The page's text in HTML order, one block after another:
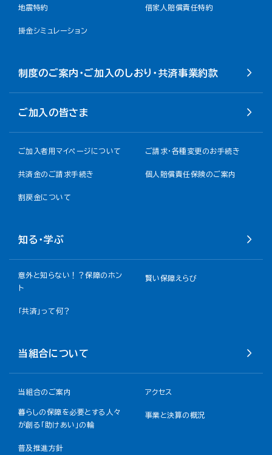
地震特約 借家人賠償責任特約
掛金シミュレーション
制度のご案内・ご加入のしおり・共済事業約款
ご加入の皆さま
ご加入者用マイページについて ご請求・各種変更のお手続き
共済金のご請求手続き 個人賠償責任保険のご案内
割戻金について​
知る・学ぶ
意外と知らない！？保障のホン
ト
賢い保障えらび
「共済」って何？
当組合について
当組合のご案内 アクセス
暮らしの保障を必要とする人々
が創る「助けあい」の輪
事業と決算の概況
普及推進方針